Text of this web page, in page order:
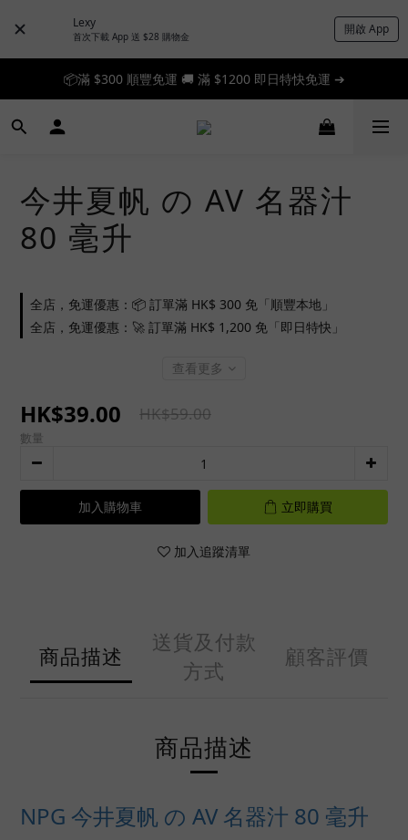
Lexy
首次下載 App 送 $28 購物金 開啟 App
📦滿 $300 順豐免運 🚚 滿 $1200 即日特快免運 ➔
📦滿 $300 順豐免運 🚚 滿 $1200 即日特快免運 ➔
🎉 新人首單享 88 折，快來領券加入！➔
今井夏帆 の AV 名器汁
80 毫升
全店，免運優惠：📦 訂單滿 HK$ 300 免「順豐本地」
全店，免運優惠：🚀 訂單滿 HK$ 1,200 免「即日特快」
查看更多
HK$39.00 HK$59.00
數量
加入購物車 立即購買
加入追蹤清單
商品描述
送貨及付款
方式
顧客評價
商品描述
NPG 今井夏帆 の AV 名器汁 80 毫升